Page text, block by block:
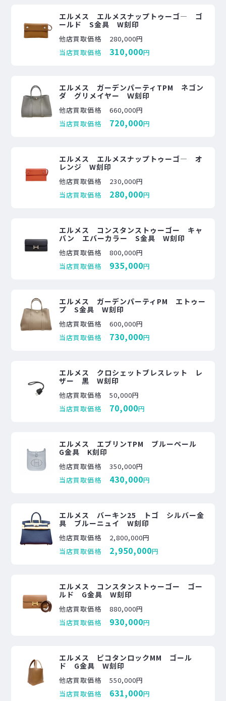
エルメス エルメスナップトゥーゴ― ゴ
ールド S金具 W刻印
他店買取価格
280,000円
当店買取価格
310,000円
エルメス ガーデンパーティTPM ネゴン
ダ グリメイヤー Ｗ刻印
他店買取価格
660,000円
当店買取価格
720,000円
エルメス エルメスナップトゥーゴ― オ
レンジ W刻印
他店買取価格
230,000円
当店買取価格
280,000円
エルメス コンスタンストゥーゴー キャ
バン エバーカラー S金具 W刻印
他店買取価格
800,000円
当店買取価格
935,000円
エルメス ガーデンパーティPM エトゥー
プ S金具 W刻印
他店買取価格
600,000円
当店買取価格
730,000円
エルメス クロシェットブレスレット レ
ザー 黒 W刻印
他店買取価格
50,000円
当店買取価格
70,000円
エルメス エブリンTPM ブルーペール
G金具 K刻印
他店買取価格
350,000円
当店買取価格
430,000円
エルメス バーキン25 トゴ シルバー金
具 ブルーニュイ W刻印
他店買取価格
2,800,000円
当店買取価格
2,950,000円
エルメス コンスタンストゥーゴー ゴー
ルド G金具 W刻印
他店買取価格
880,000円
当店買取価格
930,000円
エルメス ピコタンロックMM ゴール
ド G金具 W刻印
他店買取価格
550,000円
当店買取価格
631,000円